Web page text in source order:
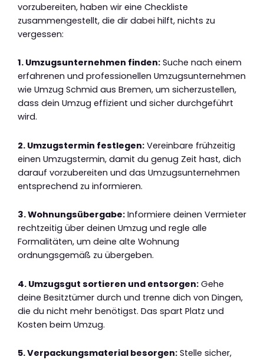
vorzubereiten, haben wir eine Checkliste
zusammengestellt, die dir dabei hilft, nichts zu
vergessen:
1. Umzugsunternehmen finden: Suche nach einem
erfahrenen und professionellen Umzugsunternehmen
wie Umzug Schmid aus Bremen, um sicherzustellen,
dass dein Umzug effizient und sicher durchgeführt
wird.
2. Umzugstermin festlegen: Vereinbare frühzeitig
einen Umzugstermin, damit du genug Zeit hast, dich
darauf vorzubereiten und das Umzugsunternehmen
entsprechend zu informieren.
3. Wohnungsübergabe: Informiere deinen Vermieter
rechtzeitig über deinen Umzug und regle alle
Formalitäten, um deine alte Wohnung
ordnungsgemäß zu übergeben.
4. Umzugsgut sortieren und entsorgen: Gehe
deine Besitztümer durch und trenne dich von Dingen,
die du nicht mehr benötigst. Das spart Platz und
Kosten beim Umzug.
5. Verpackungsmaterial besorgen: Stelle sicher,